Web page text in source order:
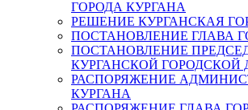
ГОРОДА КУРГАНА
РЕШЕНИЕ КУРГАНСКАЯ
ПОСТАНОВЛЕНИЕ ГЛАВА
ПОСТАНОВЛЕНИЕ
КУРГАНСКОЙ ГОРОДСКОЙ
РАСПОРЯЖЕНИЕ
КУРГАНА